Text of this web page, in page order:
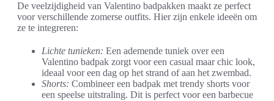
De veelzijdigheid van Valentino badpakken maakt ze perfect
voor verschillende zomerse outfits. Hier zijn enkele ideeën om
ze te integreren:
Lichte tunieken: Een ademende tuniek over een
Valentino badpak zorgt voor een casual maar chic look,
ideaal voor een dag op het strand of aan het zwembad.
Shorts: Combineer een badpak met trendy shorts voor
een speelse uitstraling. Dit is perfect voor een barbecue